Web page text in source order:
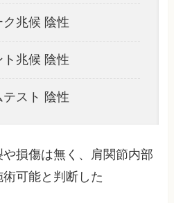
兆候 陰性
兆候 陰性
テスト 陰性
損傷は無く、肩関節内部
可能と判断した